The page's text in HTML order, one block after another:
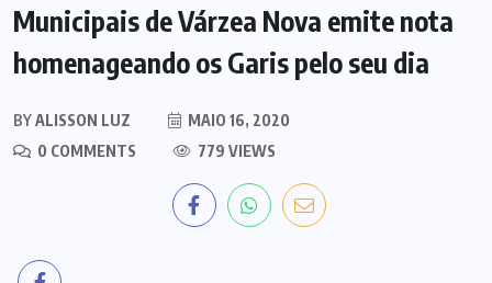
Municipais de Várzea Nova emite nota
homenageando os Garis pelo seu dia
BYALISSON LUZ
MAIO 16, 2020
0 COMMENTS
779 VIEWS